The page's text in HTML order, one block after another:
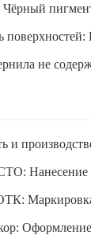
Чёрный
не
Нанесение